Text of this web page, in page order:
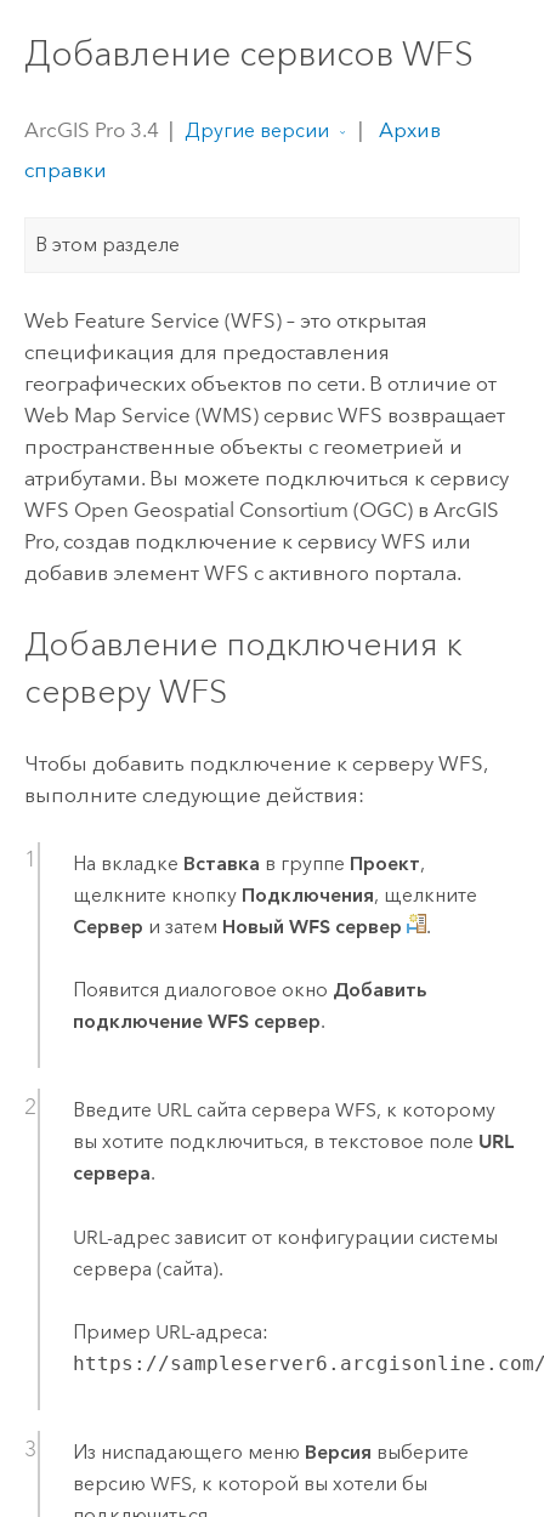
Добавление сервисов WFS
ArcGIS Pro 3.4 Другие версии
Архив
справки
В этом разделе
Web Feature Service (WFS) – это открытая
спецификация для предоставления
географических объектов по сети. В отличие от
Web Map Service (WMS) сервис WFS возвращает
пространственные объекты с геометрией и
атрибутами. Вы можете подключиться к сервису
WFS Open Geospatial Consortium (OGC) в ArcGIS
Pro, создав подключение к сервису WFS или
добавив элемент WFS с активного портала.
Добавление подключения к
серверу WFS
Чтобы добавить подключение к серверу WFS,
выполните следующие действия:
На вкладке Вставка в группе Проект,
щелкните кнопку Подключения, щелкните
Сервер и затем Новый WFS сервер .
Появится диалоговое окно Добавить
подключение WFS сервер.
Введите URL сайта сервера WFS, к которому
вы хотите подключиться, в текстовое поле URL
сервера.
URL-адрес зависит от конфигурации системы
сервера (сайта).
Пример URL-адреса:
https://sampleserver6.arcgisonline.com/
Из ниспадающего меню Версия выберите
версию WFS, к которой вы хотели бы